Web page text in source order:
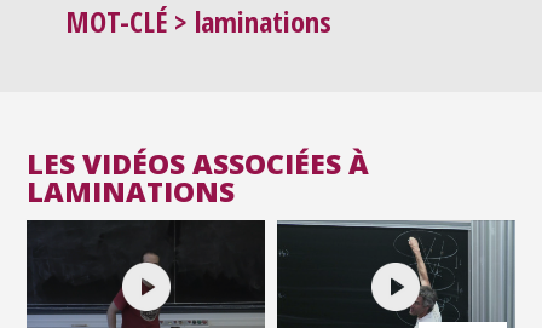
MOT-CLÉ > laminations
LES VIDÉOS ASSOCIÉES À
LAMINATIONS